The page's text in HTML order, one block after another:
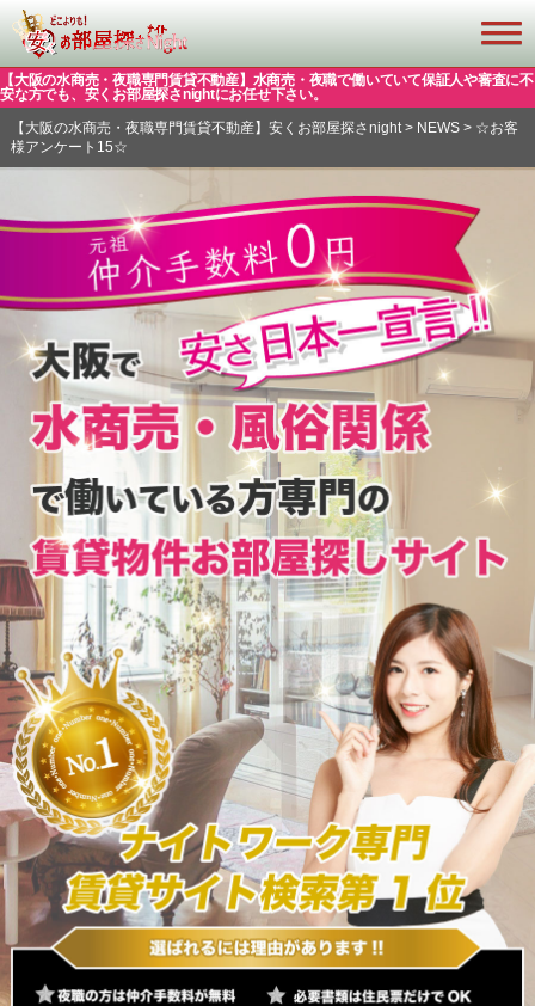
【大阪の水商売・夜職専門賃貸不動産】水商売・夜職で働いていて保証人や審査に不
安な方でも、安くお部屋探さnightにお任せ下さい。
【大阪の水商売・夜職専門賃貸不動産】安くお部屋探さnight> NEWS> ☆お客
様アンケート15☆